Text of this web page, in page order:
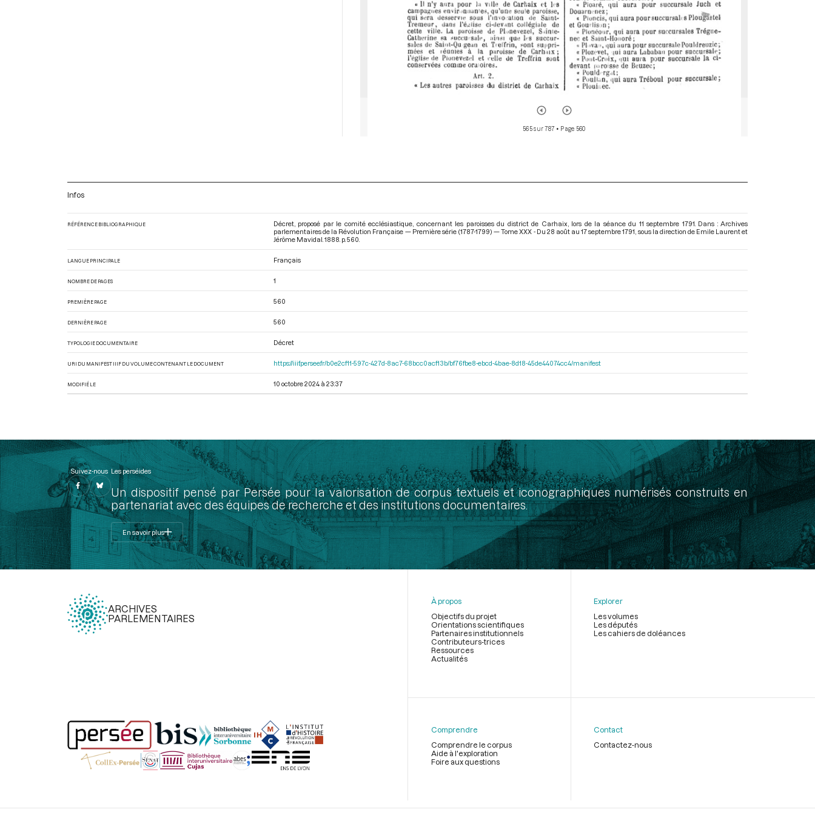
565 sur 787 • Page 560
Infos
RÉFÉRENCE BIBLIOGRAPHIQUE
Décret, proposé par le comité ecclésiastique, concernant les paroisses du district de Carhaix, lors de la séance du 11 septembre 1791. Dans : Archives
parlementaires de la Révolution Française — Première série (1787-1799) — Tome XXX - Du 28 août au 17 septembre 1791 , sous la direction de Emile Laurent et
Jérôme Mavidal. 1888. p. 560.
LANGUE PRINCIPALE Français
NOMBRE DE PAGES 1
PREMIÈRE PAGE 560
DERNIÈRE PAGE 560
TYPOLOGIE DOCUMENTAIRE Décret
URI DU MANIFEST IIIF DU VOLUME CONTENANT LE DOCUMENT https://iiif.persee.fr/b0e2cf11-597c-427d-8ac7-68bcc0acf13b/bf76fbe8-ebcd-4bae-8d18-45de44074cc4/manifest
MODIFIÉ LE 10 octobre 2024 à 23:37
Suivez-nous Les perséides
Un dispositif pensé par Persée pour la valorisation de corpus textuels et iconographiques numérisés construits en
partenariat avec des équipes de recherche et des institutions documentaires.
En savoir plus
ARCHIVES
PARLEMENTAIRES
page
À propos
Objectifs du projet
Orientations scientifiques
Partenaires institutionnels
Contributeurs-trices
Ressources
Actualités
Explorer
Les volumes
Les députés
Les cahiers de doléances
Comprendre
Comprendre le corpus
Aide à l'exploration
Foire aux questions
Contact
Contactez-nous
Légal